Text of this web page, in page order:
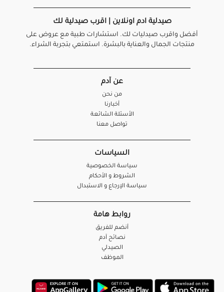
صيدلية ادم اونلاين | اقرب صيدلية لك
أفضل واقرب صيدليات لك. استشارات طبية مع عروض على
منتجات الجمال والعناية بالبشرة. استمتعي بتجربة الشراء.
عن آدم
من نحن
أخبارنا
الأسئلة الشائعة
تواصل معنا
السياسات
سياسة الخصوصية
الشروط و الأحكام
سياسة الإرجاع و الاستبدال
روابط هامة
أنضم للفريق
نصائح آدم
الصيدلي
الموظف